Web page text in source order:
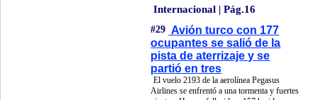
Internacional | Pág.16
#29 Avión turco con 177
ocupantes se salió de la
pista de aterrizaje y se
partió en tres
El vuelo 2193 de la aerolínea Pegasus
Airlines se enfrentó a una tormenta y fuertes